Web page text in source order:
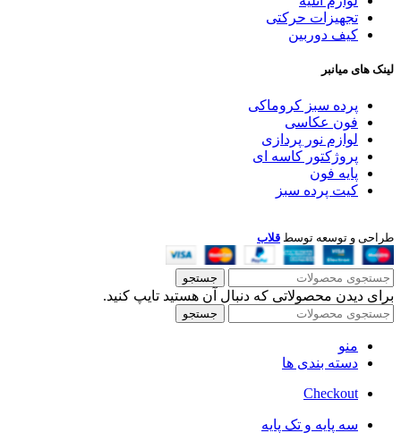
تجهیزات حرکتی
کیف دوربین
لینک های میانبر
پرده سبز کروماکی
فون عکاسی
لوازم نور پردازی
پروژکتور کاسه ای
پایه فون
کیت پرده سبز
طراحی و توسعه توسط قلاب
جستجو
برای دیدن محصولاتی که دنبال آن هستید تایپ کنید.
جستجو
منو
دسته بندی ها
Checkout
سه پایه و تک پایه